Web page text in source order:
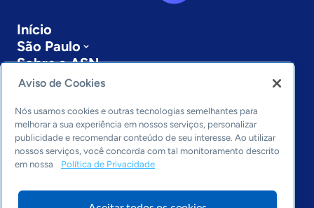
Início
São Paulo
Sobre a ASN
Últimas notícias
Editorias
Economia & Política
Inovação & Tecnologia
Dados
Aviso de Cookies
Nós usamos cookies e outras tecnologias semelhantes para
melhorar a sua experiência em nossos serviços, personalizar
publicidade e recomendar conteúdo de seu interesse. Ao utilizar
nossos serviços, você concorda com tal monitoramento descrito
em nossa
Política de Privacidade